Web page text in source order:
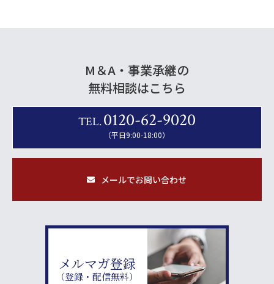
M＆A・事業承継の
無料相談はこちら
TEL.0120-62-9020
（平日9:00-18:00）
メールでお問い合わせ
メルマガ登録
（登録・配信無料）